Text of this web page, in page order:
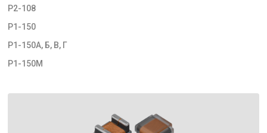
Р2-108
Р1-150
Р1-150А, Б, В, Г
Р1-150М